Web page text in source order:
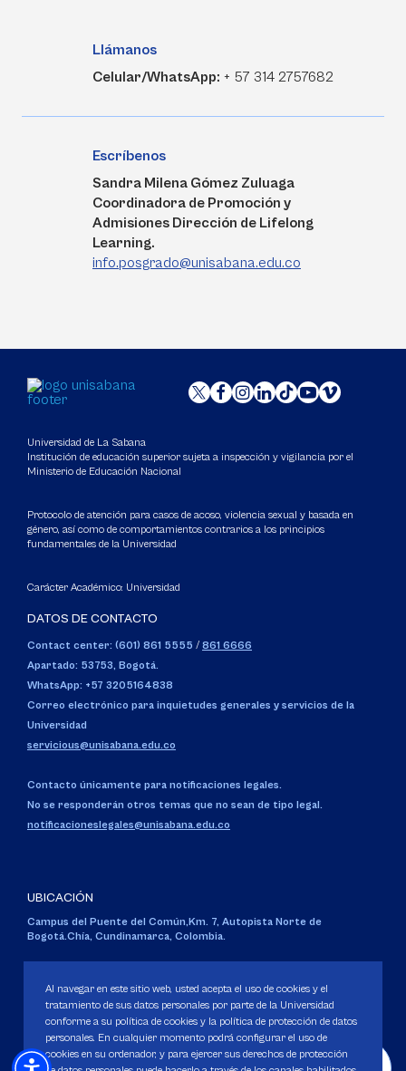
Llámanos
Celular/WhatsApp: + 57 314 2757682
Escríbenos
Sandra Milena Gómez Zuluaga
Coordinadora de Promoción y
Admisiones Dirección de Lifelong
Learning.
info.posgrado@unisabana.edu.co
Universidad de La Sabana
Institución de educación superior sujeta a inspección y vigilancia por el
Ministerio de Educación Nacional
Protocolo de atención para casos de acoso, violencia sexual y basada en
género, así como de comportamientos contrarios a los principios
fundamentales de la Universidad
Carácter Académico: Universidad
DATOS DE CONTACTO
Contact center: (601) 861 5555 / 861 6666
Apartado: 53753, Bogotá.
WhatsApp: +57 3205164838
Correo electrónico para inquietudes generales y servicios de la
Universidad
servicious@unisabana.edu.co
Contacto únicamente para notificaciones legales.
No se responderán otros temas que no sean de tipo legal.
notificacioneslegales@unisabana.edu.co
UBICACIÓN
Campus del Puente del Común,Km. 7, Autopista Norte de
Bogotá.Chía, Cundinamarca, Colombia.
Personería Jurídica:Resolución 130 del 14 de enero de 1980.
Ministerio de Educación Nacional.
Al navegar en este sitio web, usted acepta el uso de cookies y el
tratamiento de sus datos personales por parte de la Universidad
conforme a su política de cookies y la política de protección de datos
personales. En cualquier momento podrá configurar el uso de
cookies en su ordenador, y para ejercer sus derechos de protección